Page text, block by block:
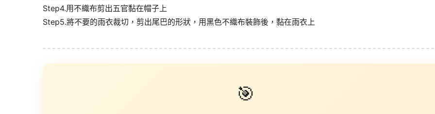
Step4.用不織布剪出五官黏在帽子上
Step5.將不要的雨衣裁切，剪出尾巴的形狀，用黑色不織布裝飾後，黏在雨衣上
🎯